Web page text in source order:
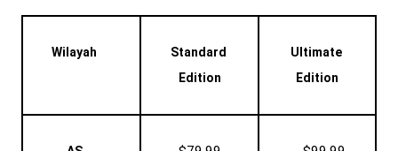
Wilayah
Standard
Edition
Ultimate
Edition